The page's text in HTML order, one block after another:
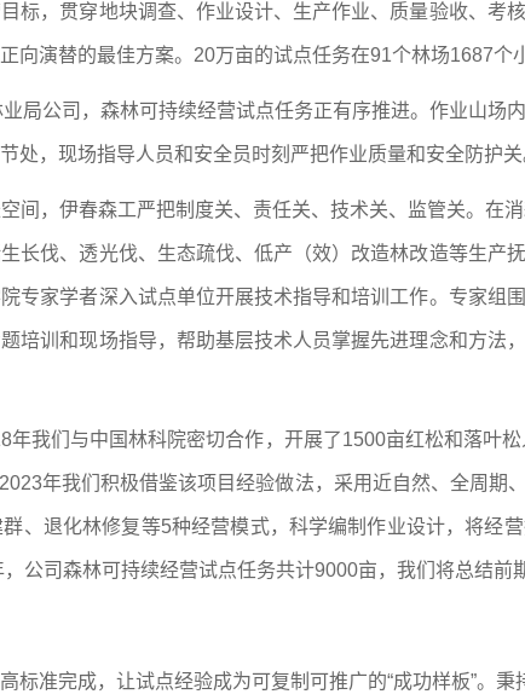
标，贯穿地块调查、作业设计、生产作业、质量验收、考
向演替的最佳方案。20万亩的试点任务在91个林场1687个
局公司，森林可持续经营试点任务正有序推进。作业山场
处，现场指导人员和安全员时刻严把作业质量和安全防护关
间，伊春森工严把制度关、责任关、技术关、监管关。在
长伐、透光伐、生态疏伐、低产（效）改造林改造等生产
专家学者深入试点单位开展技术指导和培训工作。专家组
培训和现场指导，帮助基层技术人员掌握先进理念和方法
年我们与中国林科院密切合作，开展了1500亩红松和落叶
年我们积极借鉴该项目经验做法，采用近自然、全周期
、退化林修复等5种经营模式，科学编制作业设计，将经
公司森林可持续经营试点任务共计9000亩，我们将总结前
标准完成，让试点经验成为可复制可推广的“成功样板”。